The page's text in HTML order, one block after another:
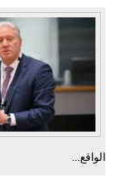
الواقع...